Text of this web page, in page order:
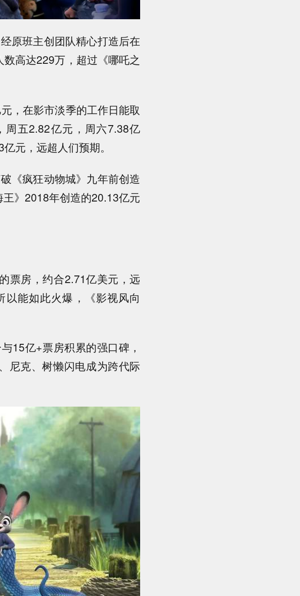
原班主创团队精心打造后在
高达229万，超过《哪吒之
，在影市淡季的工作日能取
五2.82亿元，周六7.38亿
元，远超人们预期。
《疯狂动物城》九年前创造
》2018年创造的20.13亿元
票房，约合2.71亿美元，远
能如此火爆，《影视风向
15亿+票房积累的强口碑，
尼克、树懒闪电成为跨代际